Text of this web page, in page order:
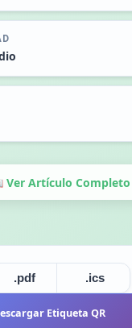
Ver Artículo Completo
.pdf .ics
Etiqueta QR